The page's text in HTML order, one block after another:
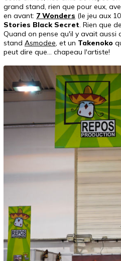
grand stand, rien que pour eux,
en avant: 7 Wonders (le jeu aux
Stories Black Secret. Rien que
Quand on pense qu'il y avait aussi
stand Asmodee, et un Takenoko
peut dire que... chapeau l'artiste!